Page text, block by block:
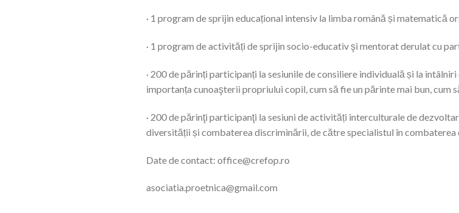
· 1 program de sprijin educațional intensiv la limba română și matematică
· 1 program de activități de sprijin socio-educativ şi mentorat derulat cu
· 200 de părinți participanți la sesiunile de consiliere individuală și la
importanța cunoaşterii propriului copil, cum să fie un părinte mai bun, cum
· 200 de părinţi participanţi la sesiuni de activități interculturale de
diversității și combaterea discriminării, de către specialistul în
Date de contact: office@crefop.ro
asociatia.proetnica@gmail.com